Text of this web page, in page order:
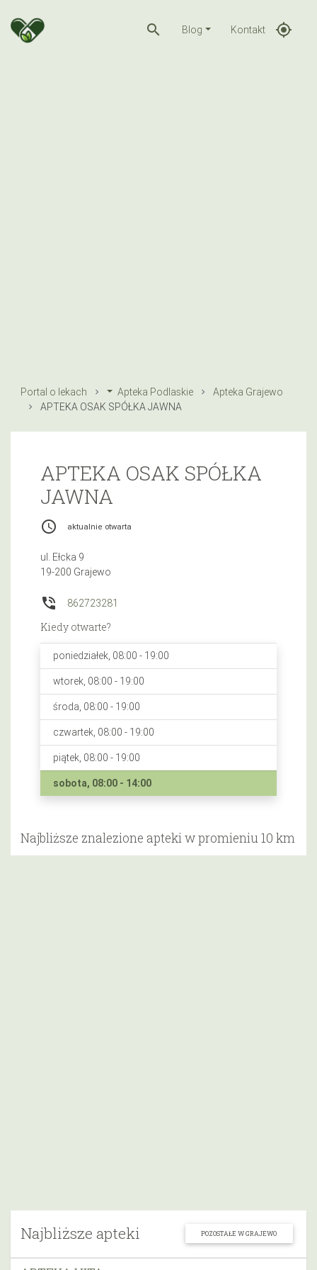
search Blog Kontakt gps_fixed
Portal o lekach Apteka Podlaskie
Apteka Grajewo
APTEKA OSAK SPÓŁKA JAWNA
Najbliższe apteki POZOSTAŁE W GRAJEWO
APTEKA OSAK SPÓŁKA
JAWNA
access_time aktualnie otwarta
ul. Ełcka 9
19-200 Grajewo
phone_in_talk 862723281
Kiedy otwarte?
poniedziałek, 08:00 - 19:00
wtorek, 08:00 - 19:00
środa, 08:00 - 19:00
czwartek, 08:00 - 19:00
piątek, 08:00 - 19:00
sobota, 08:00 - 14:00
Najbliższe znalezione apteki w promieniu 10 km